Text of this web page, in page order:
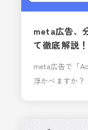
meta広告、
て徹底解説！
meta広告で「
浮かべますか？
深く理解されて